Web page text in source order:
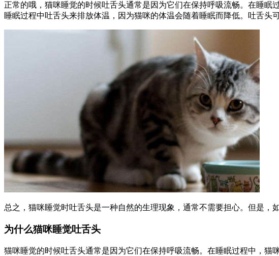
正常的哦，猫咪睡觉的时候吐舌头通常是因为它们在保持呼吸流畅。在睡
睡眠过程中吐舌头来排放体温，因为猫咪的体温会随着睡眠而降低。吐舌头
总之，猫咪睡觉时吐舌头是一种自然的生理现象，通常不需要担心。但是，
为什么猫咪睡觉吐舌头
猫咪睡觉的时候吐舌头通常是因为它们在保持呼吸流畅。在睡眠过程中，